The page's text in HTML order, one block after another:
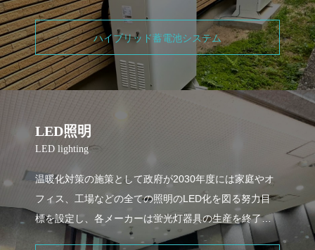
ンが搭載されたハイブリッド蓄電池を導入すること
で、初期費用も抑えることができます。
ハイブリッド蓄電池システム
LED照明
LED lighting
温暖化対策の施策として政府が2030年度には家庭やオ
フィス、工場などの全ての照明のLED化を図る努力目
標を設定し、各メーカーは蛍光灯器具の生産を終了し
ました。愛光ライフはLED照明器具のメーカーとして